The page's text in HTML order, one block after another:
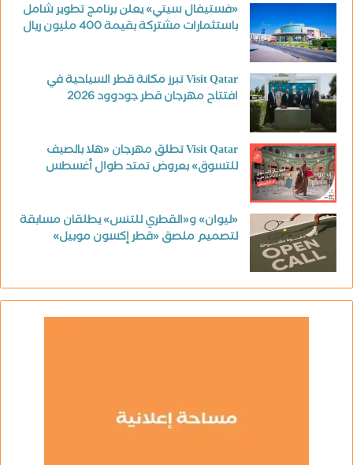
«فستيفال سيتي» يعلن برنامج تطوير شامل
باستثمارات مشتركة بقيمة 400 مليون ريال
Visit Qatar تبرز مكانة قطر السياحية في
افتتاح مهرجان قطر جودوود 2026
Visit Qatar تطلق مهرجان «هلا بالصيف
للتسوق» بعروض تمتد طوال أغسطس
«ليوان» و«القطري للتنس» يطلقان مسابقة
لتصميم ملصق «قطر إكسون موبيل»